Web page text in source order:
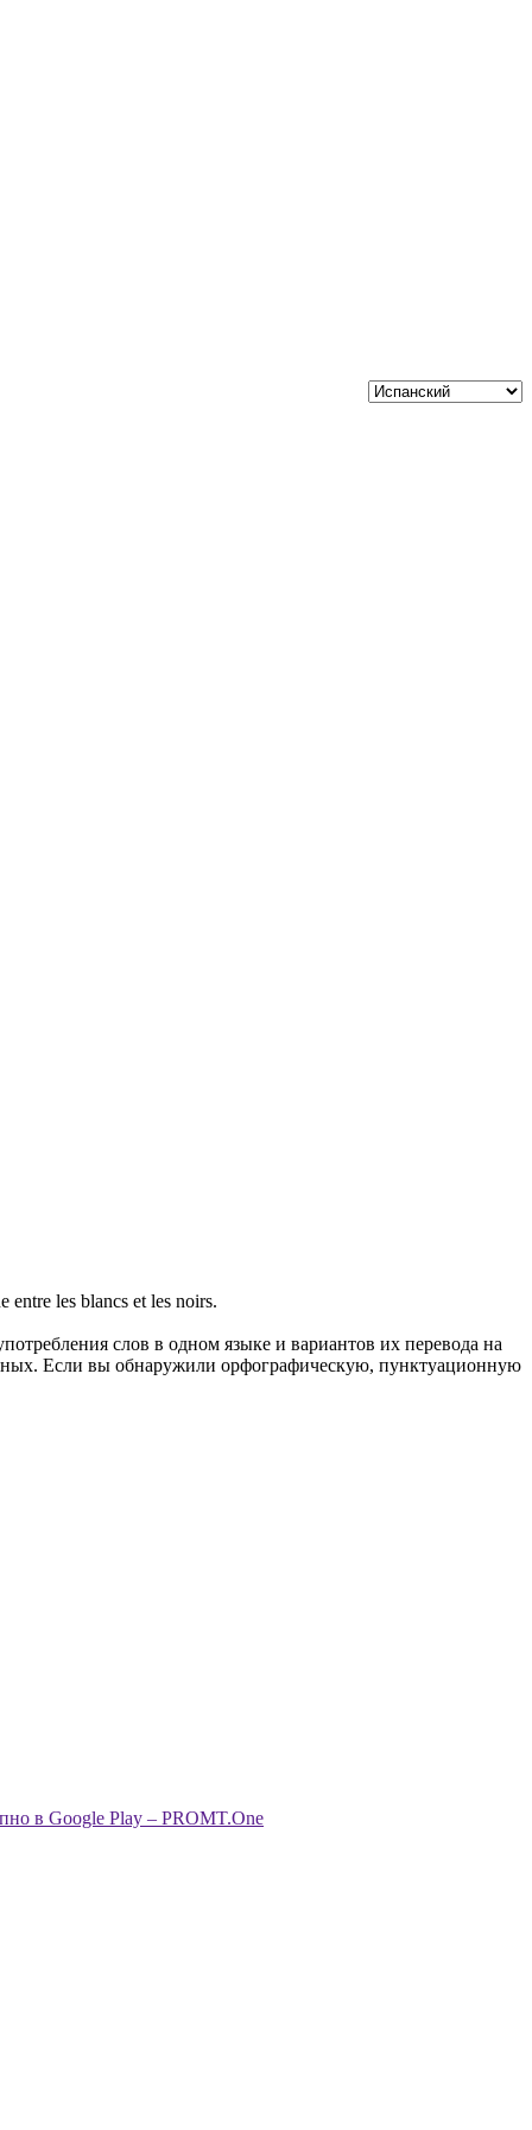
entre les blancs et les noirs.
слов в одном языке и вариантов их перевода на
Если вы обнаружили орфографическую, пунктуационную